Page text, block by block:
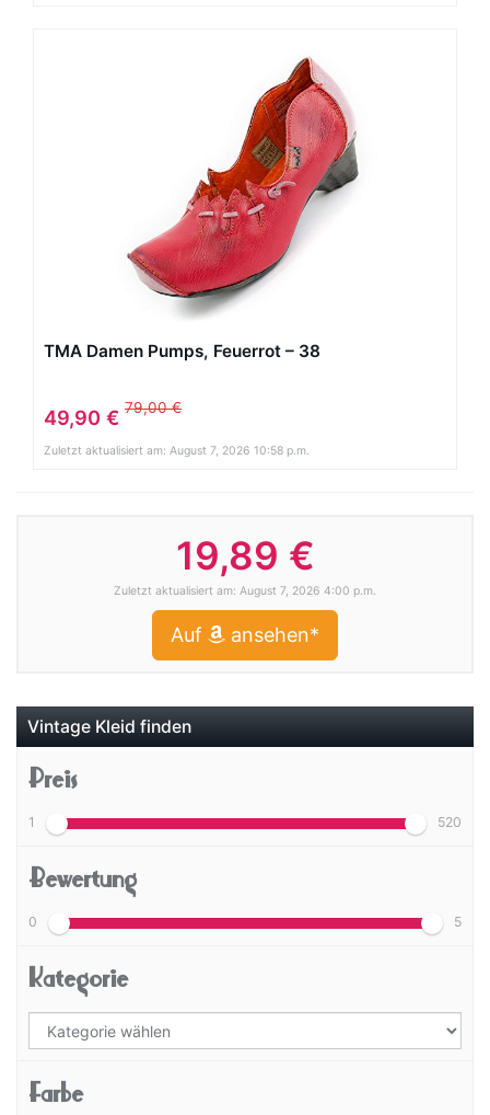
TMA Damen Pumps, Feuerrot – 38
49,90 € 79,00 €
Zuletzt aktualisiert am: August 7, 2026 10:58 p.m.
19,89 €
Zuletzt aktualisiert am: August 7, 2026 4:00 p.m.
Auf ansehen*
Vintage Kleid finden
Preis
1 520
Bewertung
0 5
Kategorie
Farbe